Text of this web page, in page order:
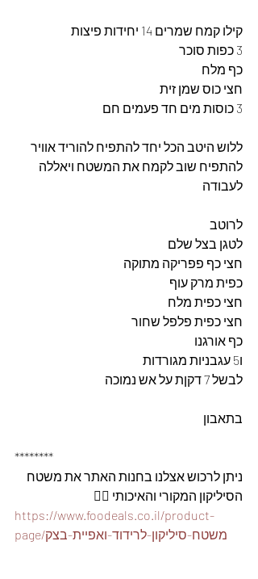
קילו קמח שמרים 14 יחידות פיצות
3 כפות סוכר
כף מלח
חצי כוס שמן זית
3 כוסות מים חד פעמים חם
ללוש היטב הכל יחד להתפיח להוריד אוויר
להתפיח שוב לקמח את המשטח ויאללה
לעבודה
לרוטב
לטגן בצל שלם
חצי כף פפריקה מתוקה
כפית מרק עוף
חצי כפית מלח
חצי כפית פלפל שחור
כף אורגנו
ו5 עגבניות מגורדות
לבשל 7 דקןת על אש נמוכה
בתאבון
********
ניתן לרכוש אצלנו בחנות האתר את משטח
הסיליקון המקורי והאיכותי 👇🏽
https://www.foodeals.co.il/product-
page/משטח-סיליקון-לרידוד-ואפיית-בצק